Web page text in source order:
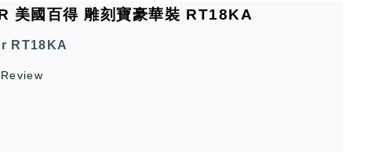
美國百得 雕刻寶豪華裝 RT18KA
RT18KA